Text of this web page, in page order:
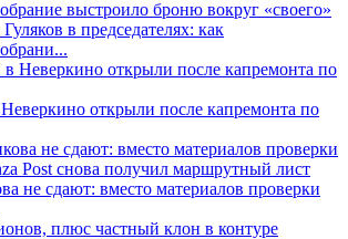
в председателях: как
открыли после капремонта по
не сдают: вместо материалов проверки